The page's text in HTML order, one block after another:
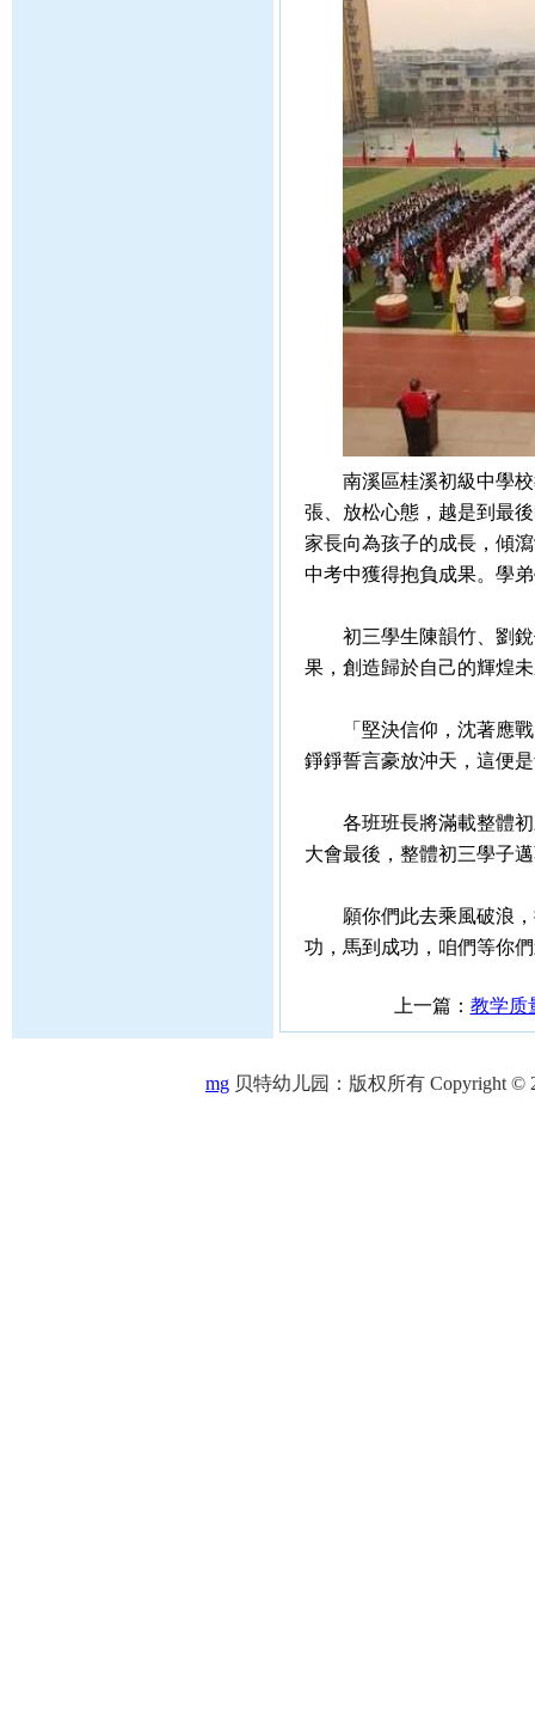
南溪區桂溪初級中學校
張、放松心態，越是到最
家長向為孩子的成長，傾
中考中獲得抱負成果。學
初三學生陳韻竹、劉銳
果，創造歸於自己的輝煌
「堅決信仰，沈著應戰
錚錚誓言豪放沖天，這便
各班班長將滿載整體初
大會最後，整體初三學子
願你們此去乘風破浪，
功，馬到成功，咱們等你
上一篇： 教学质
mg 贝特幼儿园：版权所有 Copyright ©